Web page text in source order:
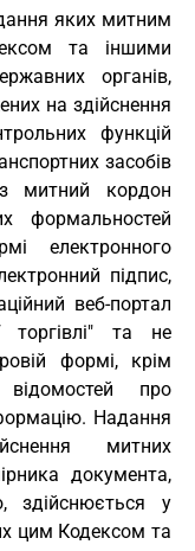
яких митним
та іншими
органів,
на здійснення
функцій
засобів
митний кордон
формальностей
електронного
підпис,
веб-портал
торгівлі" та не
формі, крім
про
Надання
митних
документа,
здійснюється у
цим Кодексом та